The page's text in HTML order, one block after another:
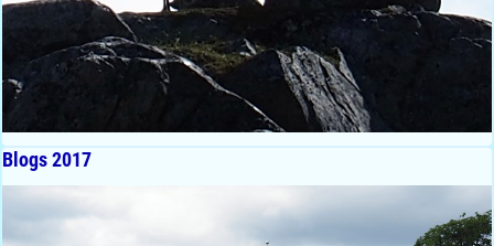
Blogs 2017